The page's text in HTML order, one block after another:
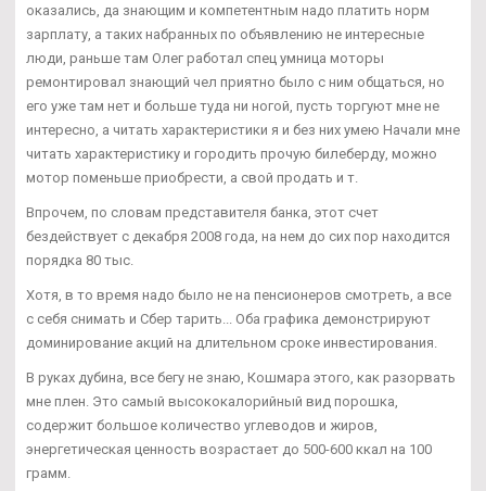
оказались, да знающим и компетентным надо платить норм
зарплату, а таких набранных по объявлению не интересные
люди, раньше там Олег работал спец умница моторы
ремонтировал знающий чел приятно было с ним общаться, но
его уже там нет и больше туда ни ногой, пусть торгуют мне не
интересно, а читать характеристики я и без них умею Начали мне
читать характеристику и городить прочую билеберду, можно
мотор поменьше приобрести, а свой продать и т.
Впрочем, по словам представителя банка, этот счет
бездействует с декабря 2008 года, на нем до сих пор находится
порядка 80 тыс.
Хотя, в то время надо было не на пенсионеров смотреть, а все
с себя снимать и Сбер тарить... Оба графика демонстрируют
доминирование акций на длительном сроке инвестирования.
В руках дубина, все бегу не знаю, Кошмара этого, как разорвать
мне плен. Это самый высококалорийный вид порошка,
содержит большое количество углеводов и жиров,
энергетическая ценность возрастает до 500-600 ккал на 100
грамм.